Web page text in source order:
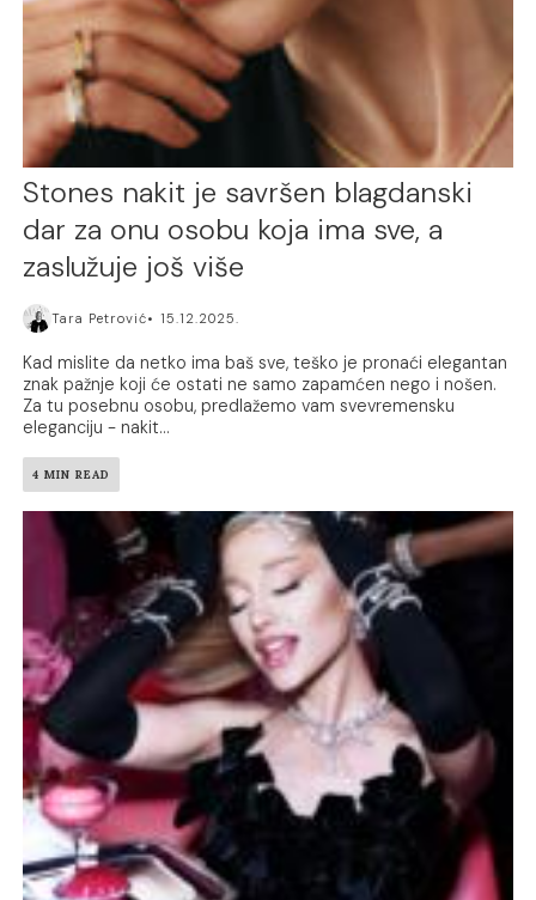
Stones nakit je savršen blagdanski
dar za onu osobu koja ima sve, a
zaslužuje još više
Tara Petrović 15.12.2025.
Kad mislite da netko ima baš sve, teško je pronaći elegantan
znak pažnje koji će ostati ne samo zapamćen nego i nošen.
Za tu posebnu osobu, predlažemo vam svevremensku
eleganciju - nakit...
4 MIN READ